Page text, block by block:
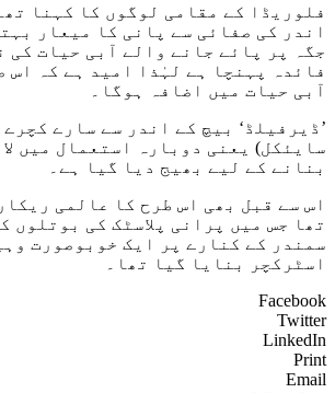
فلوریڈا کے مقامی لوگوں کا کہنا
اندر کی صفائی سے پانی کا میعار
جگہ پر پائے جانے والے آبی حیات کی
فائدہ پہنچا ہے لہٰذا امید ہے کہ اس
آبی حیات میں اضافہ ہوگا۔
’ڈیرفیلڈ‘ بیچ کے اندر سے سارے
سایئکل) یعنی دوبارہ استعمال میں
بنانے کے لیے بھیج دیا گیا ہے۔
اس سے قبل بھی اس طرح کا عالمی
تھا جس میں پرانی پلاسٹک کی بوتلوں
سمندر کے کنارے پر ایک خوبوصورت
اسٹرکچر بنایا گیا تھا۔
Facebook
Twitter
LinkedIn
Print
Email